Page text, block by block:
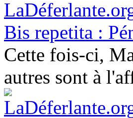
Bis repetita :
Cette fois-ci,
autres sont à